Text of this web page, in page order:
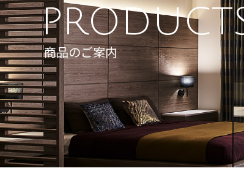
商品のご案内